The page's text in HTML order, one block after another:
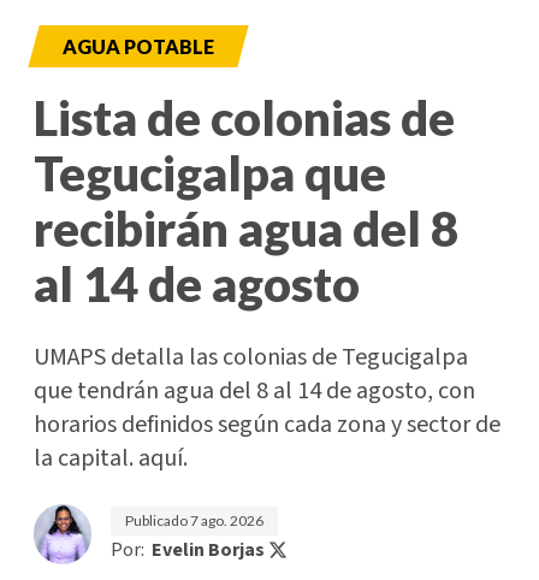
AGUA POTABLE
Lista de colonias de
Tegucigalpa que
recibirán agua del 8
al 14 de agosto
UMAPS detalla las colonias de Tegucigalpa
que tendrán agua del 8 al 14 de agosto, con
horarios definidos según cada zona y sector de
la capital. aquí.
Publicado7 ago. 2026
Por: Evelin Borjas